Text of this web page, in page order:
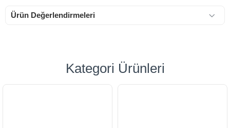
Ürün Değerlendirmeleri
Kategori Ürünleri